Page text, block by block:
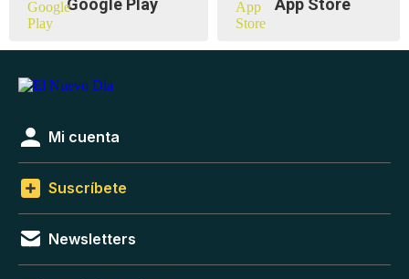
Mi cuenta
Suscríbete
Newsletters